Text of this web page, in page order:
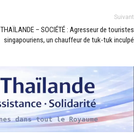
Suivant
THAÏLANDE – SOCIÉTÉ : Agresseur de touristes
singapouriens, un chauffeur de tuk-tuk inculpé